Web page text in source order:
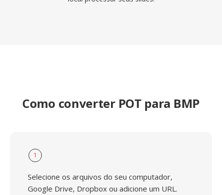
Como converter POT para BMP
1
Selecione os arquivos do seu computador,
Google Drive, Dropbox ou adicione um URL.